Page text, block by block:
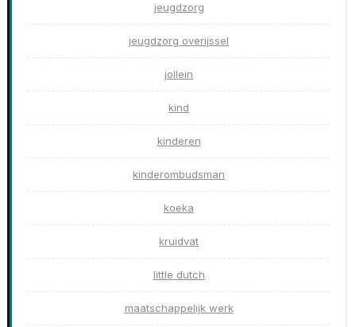
jeugdzorg
jeugdzorg overijssel
jollein
kind
kinderen
kinderombudsman
koeka
kruidvat
little dutch
maatschappelijk werk